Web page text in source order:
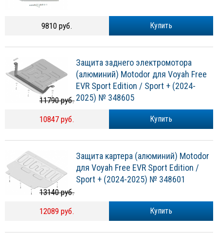
Купить
9810 руб.
Защита заднего электромотора
(алюминий) Motodor для Voyah Free
EVR Sport Edition / Sport + (2024-
2025) № 348605
Купить
11790 руб.
10847 руб.
Защита картера (алюминий) Motodor
для Voyah Free EVR Sport Edition /
Sport + (2024-2025) № 348601
Купить
13140 руб.
12089 руб.